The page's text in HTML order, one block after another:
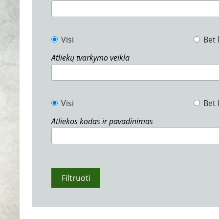
Visi
Bet
Atliekų tvarkymo veikla
Visi
Bet
Atliekos kodas ir pavadinimas
Filtruoti